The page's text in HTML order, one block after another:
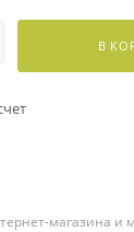
В
магазина и